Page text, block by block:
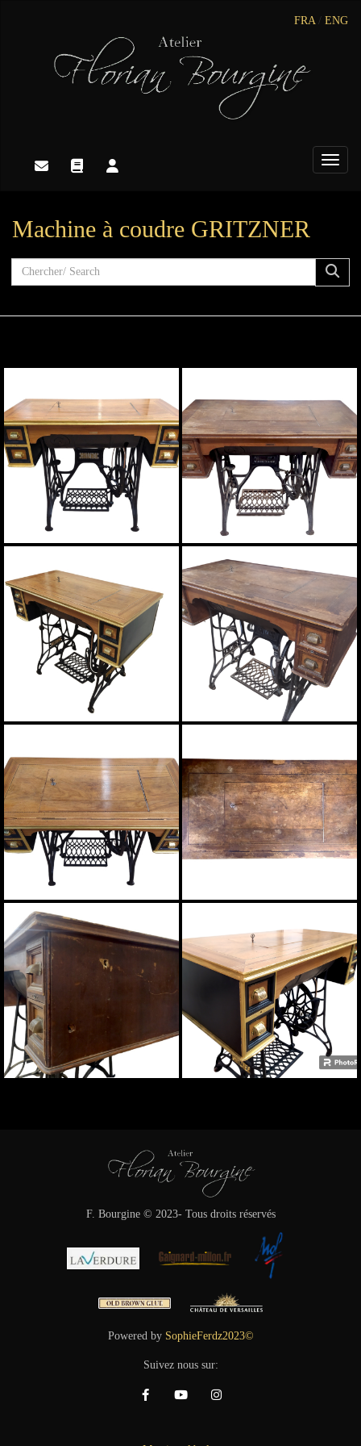
FRA/ ENG
Machine à coudre GRITZNER
F. Bourgine © 2023- Tous droits réservés
Powered by SophieFerdz2023©
Suivez nous sur: